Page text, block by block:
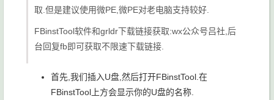
取.但是建议使用微PE,微PE对老电脑支持较好.
FBinstTool软件和grldr下载链接获取:wx公众号吕社,后
台回复fb即可获取不限速下载链接.
首先,我们插入U盘,然后打开FBinstTool.在
FBinstTool上方会显示你的U盘的名称.